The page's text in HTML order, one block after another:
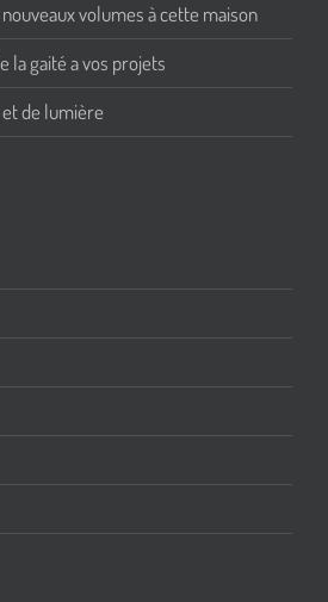
volumes à cette maison
la gaité a vos projets
de lumière